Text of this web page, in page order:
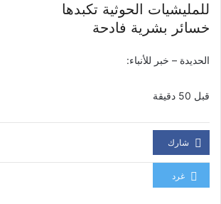
للمليشيات الحوثية تكبدها
خسائر بشرية فادحة
الحديدة – خبر للأنباء:
قبل 50 دقيقة
شارك
غرد